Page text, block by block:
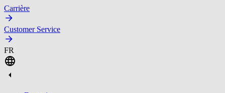
Carrière
Customer Service
FR